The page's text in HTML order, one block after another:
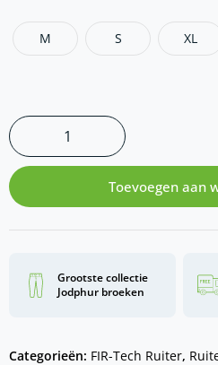
M S XL
Toevoegen aan
Grootste collectie
Jodphur broeken
Categorieën: FIR-Tech Ruiter,